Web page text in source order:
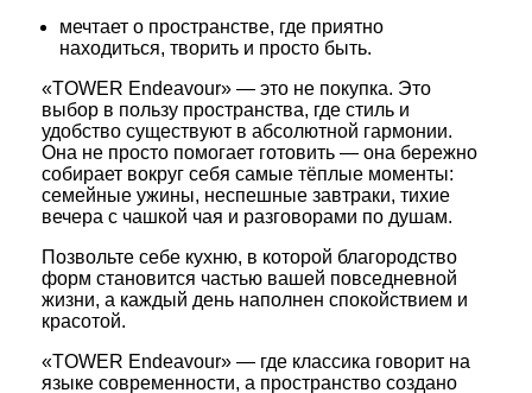
мечтает о пространстве, где приятно
находиться, творить и просто быть.
«TOWER Endeavour» — это не покупка. Это
выбор в пользу пространства, где стиль и
удобство существуют в абсолютной гармонии.
Она не просто помогает готовить — она бережно
собирает вокруг себя самые тёплые моменты:
семейные ужины, неспешные завтраки, тихие
вечера с чашкой чая и разговорами по душам.
Позвольте себе кухню, в которой благородство
форм становится частью вашей повседневной
жизни, а каждый день наполнен спокойствием и
красотой.
«TOWER Endeavour» — где классика говорит на
языке современности, а пространство создано